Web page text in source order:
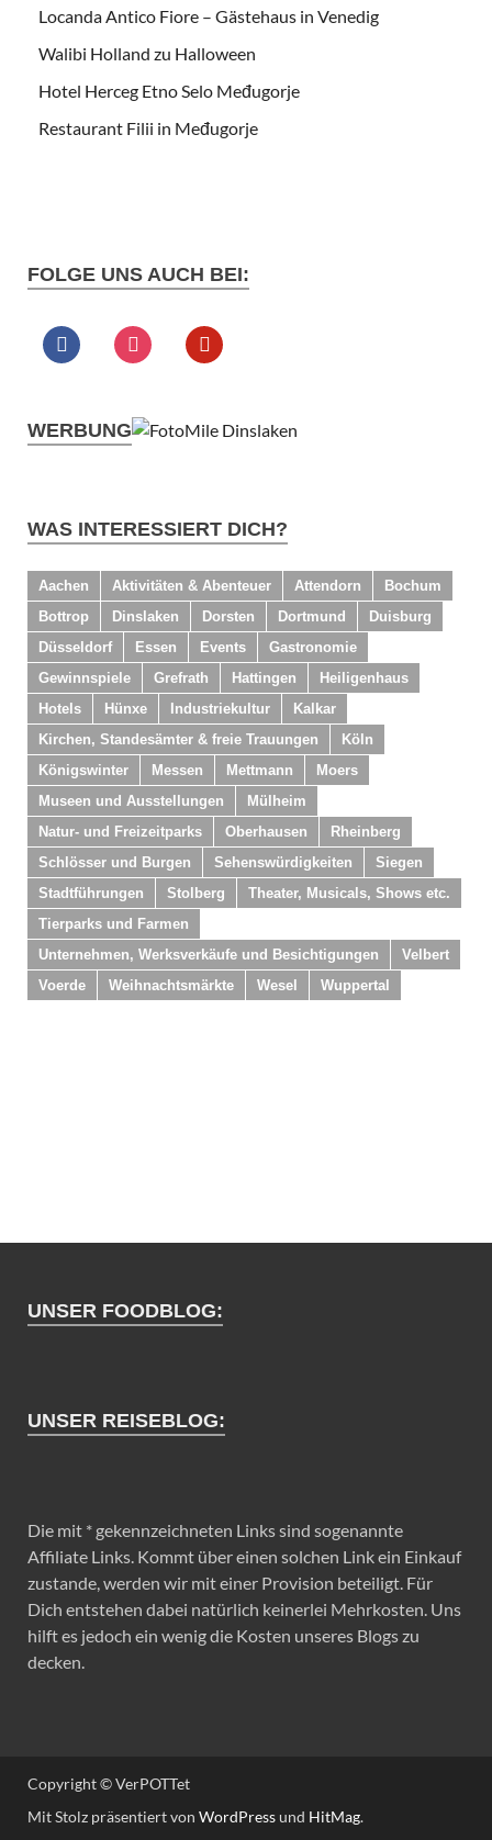
Locanda Antico Fiore – Gästehaus in Venedig
Walibi Holland zu Halloween
Hotel Herceg Etno Selo Međugorje
Restaurant Filii in Međugorje
FOLGE UNS AUCH BEI:
WERBUNG
WAS INTERESSIERT DICH?
Aachen Aktivitäten & Abenteuer Attendorn
Bochum
Bottrop
Dinslaken Dorsten Dortmund
Duisburg
Düsseldorf
Essen Events
Gastronomie
Gewinnspiele
Grefrath Hattingen
Heiligenhaus
Hotels
Hünxe Industriekultur
Kalkar
Kirchen, Standesämter & freie Trauungen
Köln
Königswinter
Messen Mettmann
Moers
Museen und Ausstellungen
Mülheim
Natur- und Freizeitparks
Oberhausen
Rheinberg
Schlösser und Burgen
Sehenswürdigkeiten
Siegen
Stadtführungen
Stolberg
Theater, Musicals, Shows etc.
Tierparks und Farmen
Unternehmen, Werksverkäufe und Besichtigungen
Velbert
Voerde
Weihnachtsmärkte Wesel Wuppertal
UNSER FOODBLOG:
UNSER REISEBLOG:
Die mit * gekennzeichneten Links sind sogenannte
Affiliate Links. Kommt über einen solchen Link ein Einkauf
zustande, werden wir mit einer Provision beteiligt. Für
Dich entstehen dabei natürlich keinerlei Mehrkosten. Uns
hilft es jedoch ein wenig die Kosten unseres Blogs zu
decken.
Copyright © VerPOTTet
Mit Stolz präsentiert von WordPressund HitMag.